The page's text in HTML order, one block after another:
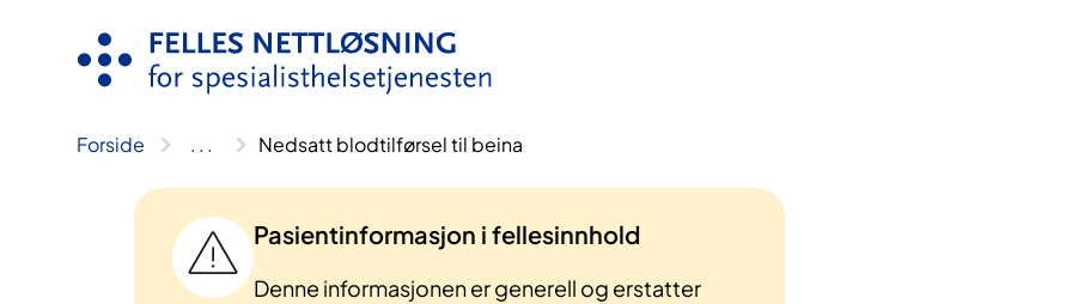
Forside .. . Nedsatt blodtilførsel til beina
Pasientinformasjon i fellesinnhold
Denne informasjonen er generell og erstatter